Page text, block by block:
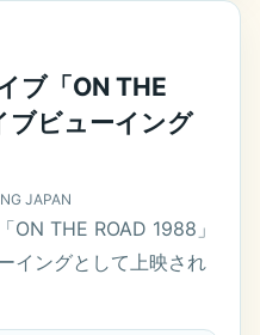
ブ「ON THE
ブビューイング
JAPAN
ON THE ROAD 1988」
イングとして上映され